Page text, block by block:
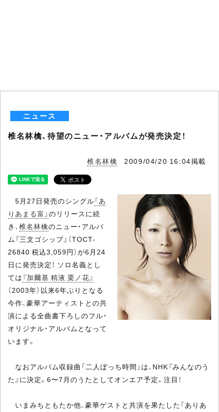
ニュース
椎名林檎、待望のニュー・アルバムが発売決定！
椎名林檎 2009/04/20 16:04掲載
5月27日発売のシングル「あ
りあまる富」 のリリースに続
き、椎名林檎のニュー・アルバ
ム『三文ゴシップ』（TOCT-
26840 税込3,059円）が6月24
日に発売決定！ ソロ名義とし
ては 『加爾基 精液 栗ノ花』
（2003年）以来6年ぶりとなる
今作、豪華アーティストとの共
演による全曲書下ろしのフル・
オリジナル・アルバムとなって
います。
なおアルバム収録曲「二人ぼっち時間」は、NHK『みんなのう
た』に決定。6〜7月のうたとしてオンエア予定。注目！
いまみちともたか他、豪華ゲストと共演を果たした「ありあ